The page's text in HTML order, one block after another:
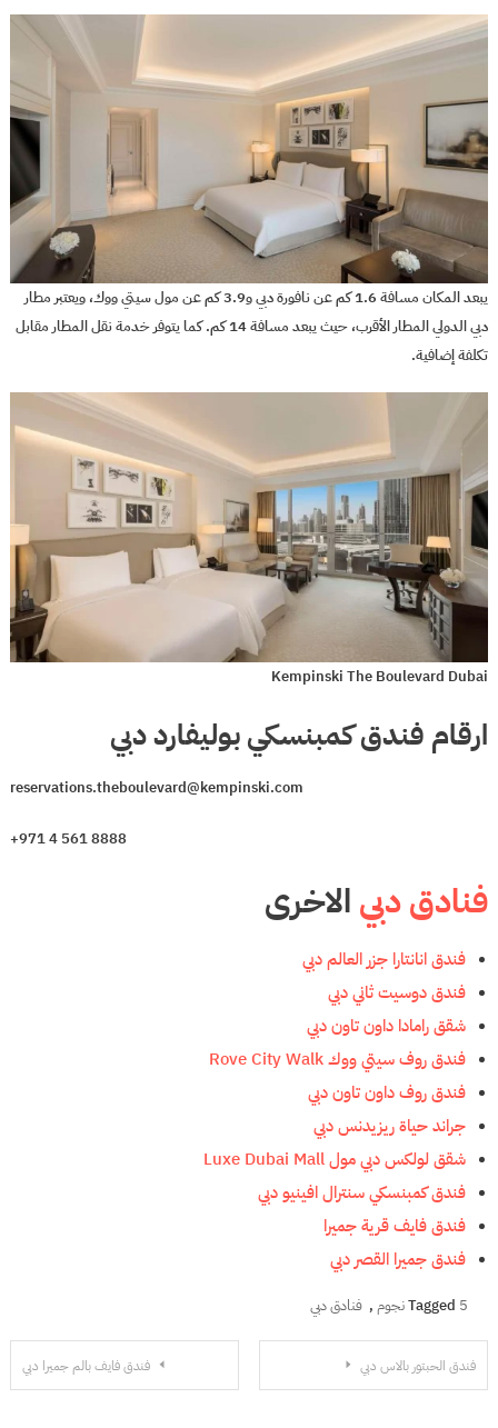
يبعد المكان مسافة 1.6 كم عن نافورة دبي و3.9 كم عن مول سيتي ووك، ويعتبر مطار
دبي الدولي المطار الأقرب، حيث يبعد مسافة 14 كم. كما يتوفر خدمة نقل المطار مقابل
تكلفة إضافية.
Kempinski The Boulevard Dubai
ارقام فندق كمبنسكي بوليفارد دبي
reservations.theboulevard@kempinski.com
+971 4 561 8888
فنادق دبي الاخرى
فندق انانتارا جزر العالم دبي
فندق دوسيت ثاني دبي
شقق رامادا داون تاون دبي
فندق روف سيتي ووك Rove City Walk
فندق روف داون تاون دبي
جراند حياة ريزيدنس دبي
شقق لولكس دبي مول Luxe Dubai Mall
فندق كمبنسكي سنترال افينيو دبي
فندق فايف قرية جميرا
فندق جميرا القصر دبي
Tagged 5 نجوم , فنادق دبي
تصفّح
فندق فايف بالم جميرا دبي فندق الحبتور بالاس دبي